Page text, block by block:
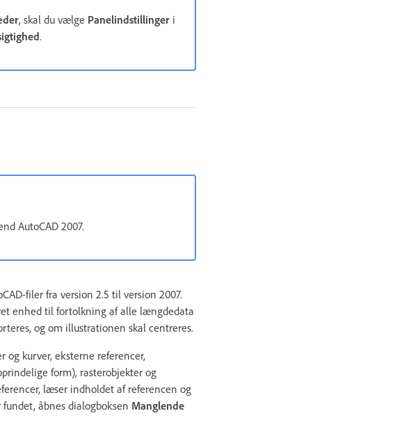
, skal du vælge Panelindstillinger i
.
AutoCAD 2007.
filer fra version 2.5 til version 2007.
enhed til fortolkning af alle længdedata
og om illustrationen skal centreres.
og kurver, eksterne referencer,
form), rasterobjekter og
læser indholdet af referencen og
åbnes dialogboksen Manglende